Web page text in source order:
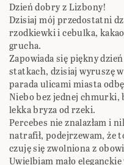
Dzień dobry z Lizbony!
Dzisiaj mój przedostatni
rzodkiewki i cebulka,
grucha.
Zapowiada się piękny
statkach, dzisiaj wyruszę
parada ulicami miasta
Niebo bez jednej chmurki,
lekka bryza od rzeki.
Percebes nie znalazłam i
natrafił, podejrzewam, że
czuję się zwolniona z
Uwielbiam mało